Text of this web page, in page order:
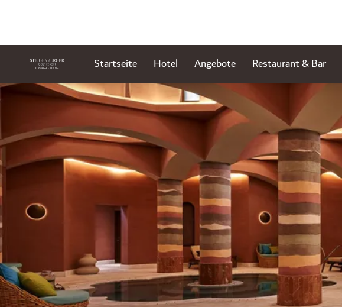
Startseite Hotel Angebote Restaurant & Bar
Dia 1 von 1